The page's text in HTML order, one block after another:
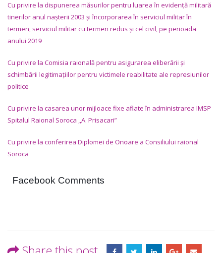
Cu privire la dispunerea măsurilor pentru luarea în evidență militară
tinerilor anul nașterii 2003 și încorporarea în serviciul militar în
termen, serviciul militar cu termen redus și cel civil, pe perioada
anului 2019
Cu privire la Comisia raională pentru asigurarea eliberării și
schimbării legitimațiilor pentru victimele reabilitate ale represiunilor
politice
Cu privire la casarea unor mijloace fixe aflate în administrarea IMSP
Spitalul Raional Soroca ,,A. Prisacari”
Cu privire la conferirea Diplomei de Onoare a Consiliului raional
Soroca
Facebook Comments